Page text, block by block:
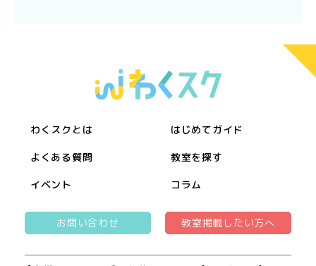
わくスクとは はじめてガイド
よくある質問 教室を探す
イベント コラム
お問い合わせ 教室掲載したい方へ